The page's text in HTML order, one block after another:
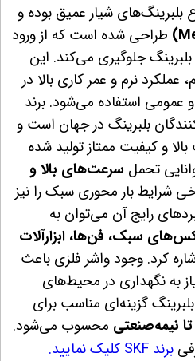
بلبرینگ‌های شیار عمیق بوده و
طراحی شده است که از ورود
جلوگیری می‌کند. این
نرم و عمر کاری بالا در
عمومی استفاده می‌شود. برند
بلبرینگ در جهان است و
و کیفیت ممتاز تولید شده
سرعت‌های بالا و
شرایط بار محوری سبک را نیز
رایج آن می‌توان به
سبک، فن‌ها، ابزارآلات
کرد. وجود واشر فلزی باعث
به نگهداری در محیط‌های
گزینه‌ای مناسب برای
نیمه‌صنعتی محسوب می‌شود.
برند SKF کلیک نمایید.